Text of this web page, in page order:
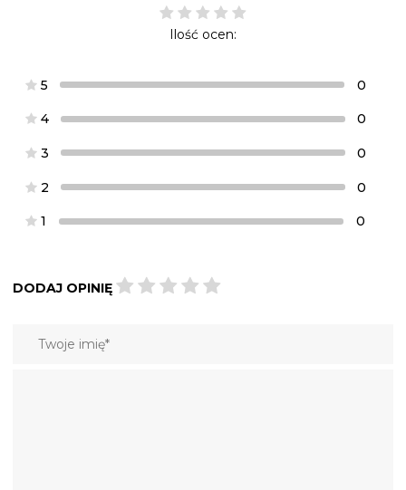
Ilość ocen:
5 0
4 0
3 0
2 0
1 0
DODAJ OPINIĘ